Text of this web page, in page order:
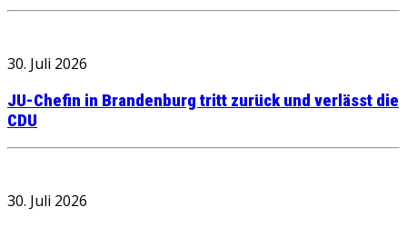
30. Juli 2026
JU-Chefin in Brandenburg tritt zurück und verlässt die
CDU
30. Juli 2026